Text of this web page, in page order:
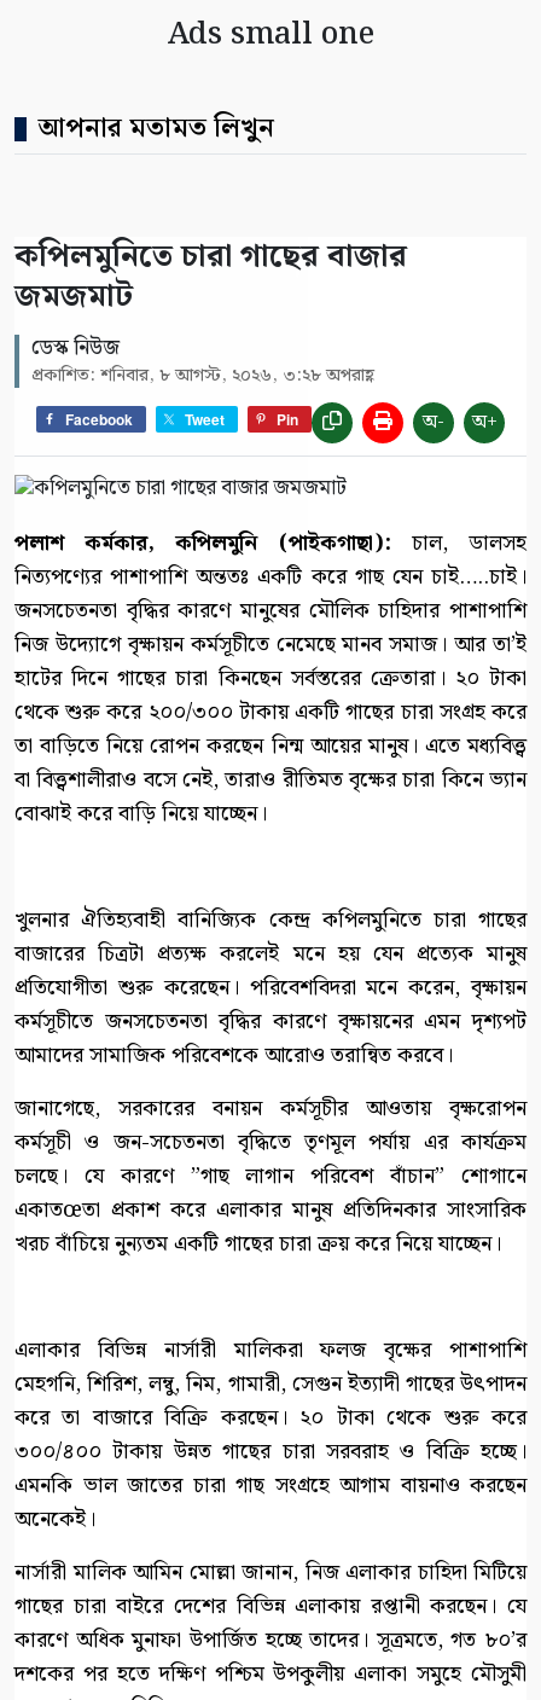
Ads small one
আপনার মতামত লিখুন
কপিলমুনিতে চারা গাছের বাজার
জমজমাট
ডেস্ক নিউজ
প্রকাশিত: শনিবার, ৮ আগস্ট, ২০২৬, ৩:২৮ অপরাহ্ণ
Facebook Tweet Pin অ- অ+
পলাশ কর্মকার, কপিলমুনি (পাইকগাছা): চাল, ডালসহ
নিত্যপণ্যের পাশাপাশি অন্ততঃ একটি করে গাছ যেন চাই…..চাই।
জনসচেতনতা বৃদ্ধির কারণে মানুষের মৌলিক চাহিদার পাশাপাশি
নিজ উদ্যোগে বৃক্ষায়ন কর্মসূচীতে নেমেছে মানব সমাজ। আর তা’ই
হাটের দিনে গাছের চারা কিনছেন সর্বস্তরের ক্রেতারা। ২০ টাকা
থেকে শুরু করে ২০০/৩০০ টাকায় একটি গাছের চারা সংগ্রহ করে
তা বাড়িতে নিয়ে রোপন করছেন নিন্ম আয়ের মানুষ। এতে মধ্যবিত্ত্ব
বা বিত্ত্বশালীরাও বসে নেই, তারাও রীতিমত বৃক্ষের চারা কিনে ভ্যান
বোঝাই করে বাড়ি নিয়ে যাচ্ছেন।
খুলনার ঐতিহ্যবাহী বানিজ্যিক কেন্দ্র কপিলমুনিতে চারা গাছের
বাজারের চিত্রটা প্রত্যক্ষ করলেই মনে হয় যেন প্রত্যেক মানুষ
প্রতিযোগীতা শুরু করেছেন। পরিবেশবিদরা মনে করেন, বৃক্ষায়ন
কর্মসূচীতে জনসচেতনতা বৃদ্ধির কারণে বৃক্ষায়নের এমন দৃশ্যপট
আমাদের সামাজিক পরিবেশকে আরোও তরান্বিত করবে।
জানাগেছে, সরকারের বনায়ন কর্মসূচীর আওতায় বৃক্ষরোপন
কর্মসূচী ও জন-সচেতনতা বৃদ্ধিতে তৃণমূল পর্যায় এর কার্যক্রম
চলছে। যে কারণে ”গাছ লাগান পরিবেশ বাঁচান” শোগানে
একাতœতা প্রকাশ করে এলাকার মানুষ প্রতিদিনকার সাংসারিক
খরচ বাঁচিয়ে নুন্যতম একটি গাছের চারা ক্রয় করে নিয়ে যাচ্ছেন।
এলাকার বিভিন্ন নার্সারী মালিকরা ফলজ বৃক্ষের পাশাপাশি
মেহগনি, শিরিশ, লম্বু, নিম, গামারী, সেগুন ইত্যাদী গাছের উৎপাদন
করে তা বাজারে বিক্রি করছেন। ২০ টাকা থেকে শুরু করে
৩০০/৪০০ টাকায় উন্নত গাছের চারা সরবরাহ ও বিক্রি হচ্ছে।
এমনকি ভাল জাতের চারা গাছ সংগ্রহে আগাম বায়নাও করছেন
অনেকেই।
নার্সারী মালিক আমিন মোল্লা জানান, নিজ এলাকার চাহিদা মিটিয়ে
গাছের চারা বাইরে দেশের বিভিন্ন এলাকায় রপ্তানী করছেন। যে
কারণে অধিক মুনাফা উপার্জিত হচ্ছে তাদের। সূত্রমতে, গত ৮০’র
দশকের পর হতে দক্ষিণ পশ্চিম উপকুলীয় এলাকা সমুহে মৌসুমী